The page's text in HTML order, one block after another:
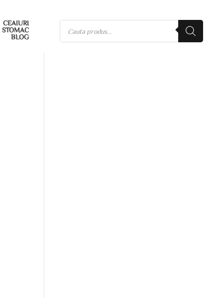
CEAIURI
STOMAC
BLOG